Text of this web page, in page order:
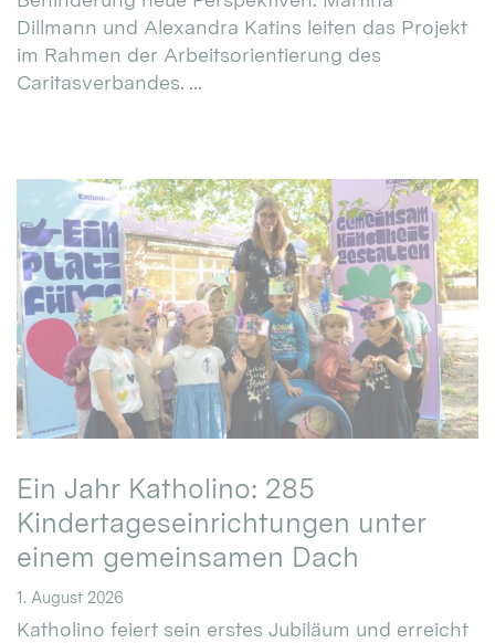
Dillmann und Alexandra Katins leiten das Projekt
im Rahmen der Arbeitsorientierung des
Caritasverbandes. ...
Ein Jahr Katholino: 285
Kindertageseinrichtungen unter
einem gemeinsamen Dach
1. August 2026
Katholino feiert sein erstes Jubiläum und erreicht